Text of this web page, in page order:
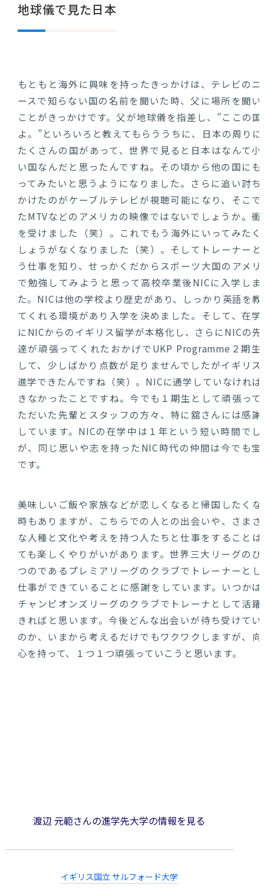
地球儀で見た日本
もともと海外に興味を持ったきっかけは、テレビの
ースで知らない国の名前を聞いた時、父に場所を聞
ことがきっかけです。父が地球儀を指差し、”ここの
よ。”といろいろと教えてもらううちに、日本の周り
たくさんの国があって、世界で見ると日本はなんて
い国なんだと思ったんですね。その頃から他の国に
ってみたいと思うようになりました。さらに追い討
かけたのがケーブルテレビが視聴可能になり、そこ
たMTVなどのアメリカの映像ではないでしょうか。
を受けました（笑）。これでもう海外にいってみた
しょうがなくなりました（笑）。そしてトレーナー
う仕事を知り、せっかくだからスポーツ大国のアメ
で勉強してみようと思って高校卒業後NICに入学し
た。NICは他の学校より歴史があり、しっかり英語を
てくれる環境があり入学を決めました。そして、在
にNICからのイギリス留学が本格化し、さらにNICの
達が頑張ってくれたおかげでUKP Programme２期生
して、少しばかり点数が足りませんでしたがイギリ
進学できたんですね（笑）。NICに通学していなけれ
きなかったことですね。今でも１期生として頑張っ
ただいた先輩とスタッフの方々、特に舘さんには感
しています。NICの在学中は１年という短い時間で
が、同じ思いや志を持ったNIC時代の仲間は今でも
です。
美味しいご飯や家族などが恋しくなると帰国したく
時もありますが、こちらでの人との出会いや、さま
な人種と文化や考えを持つ人たちと仕事をすること
ても楽しくやりがいがあります。世界三大リーグの
つのであるプレミアリーグのクラブでトレーナーと
仕事ができていることに感謝をしています。いつか
チャンピオンズリーグのクラブでトレーナとして活
きればと思います。今後どんな出会いが待ち受けて
のか、いまから考えるだけでもワクワクしますが、
心を持って、１つ１つ頑張っていこうと思います。
渡辺 元範さんの進学先大学の情報を見る
イギリス国立 サルフォード大学